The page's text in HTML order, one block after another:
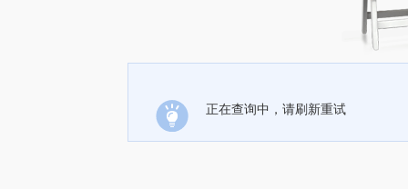
正在查询中，请刷新重试